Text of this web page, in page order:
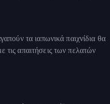
τα ιαπωνικά παιχνίδια θα
απαιτήσεις των πελατών